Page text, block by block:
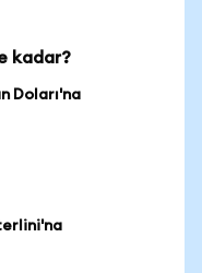
kadar?
Doları'na